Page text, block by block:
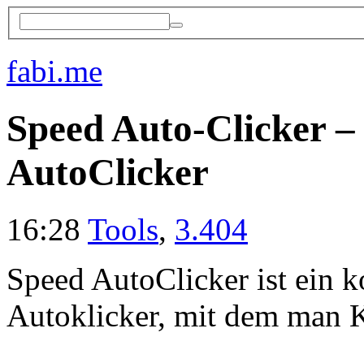
fabi.me
Speed Auto-Clicker
AutoClicker
16:28 Tools, 3.404
Speed AutoClicker ist ein
Autoklicker, mit dem man